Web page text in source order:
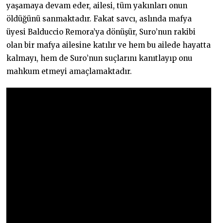
yaşamaya devam eder, ailesi, tüm yakınları onun
öldüğünü sanmaktadır. Fakat savcı, aslında mafya
üyesi Balduccio Remora’ya dönüşür, Suro’nun rakibi
olan bir mafya ailesine katılır ve hem bu ailede hayatta
kalmayı, hem de Suro’nun suçlarını kanıtlayıp onu
mahkum etmeyi amaçlamaktadır.